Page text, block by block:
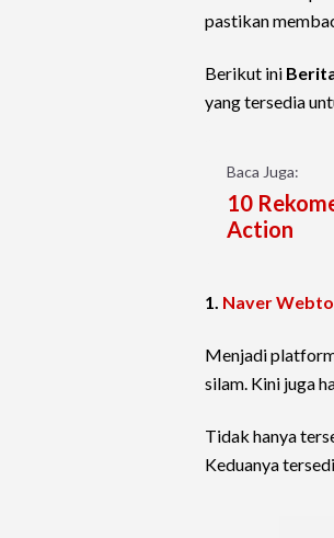
pastikan
Berikut ini
yang tersedia
Baca Juga:
10
Action
1. Naver
Menjadi
silam. Kini juga
Tidak hanya
Keduanya